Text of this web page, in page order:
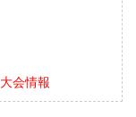
会情報